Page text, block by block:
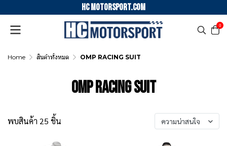
HC motorsport.COM
0
Home สินค้าทั้งหมด OMP RACING SUIT
OMP RACING SUIT
พบสินค้า 25 ชิ้น ความน่าสนใจ